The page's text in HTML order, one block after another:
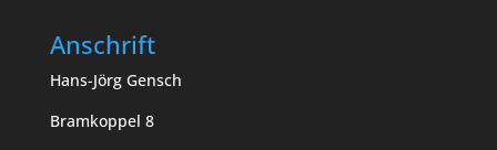
Anschrift
Hans-Jörg Gensch
Bramkoppel 8